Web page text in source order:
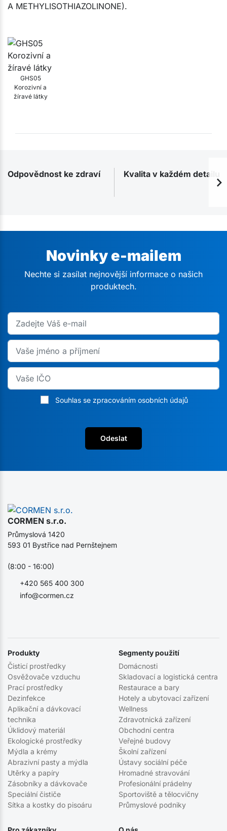
A METHYLISOTHIAZOLINONE).
GHS05
Korozivní a
žíravé látky
Odpovědnost ke zdraví Kvalita v každém detailu
Novinky e-mailem
Nechte si zasílat nejnovější informace o našich
produktech.
Souhlas se zpracováním osobních údajů
Odeslat
CORMEN s.r.o.
info@cormen.cz
+420 565 400 300
Průmyslová 1420
593 01 Bystřice nad Pernštejnem
(8:00 - 16:00)
Produkty
Čisticí prostředky
Osvěžovače vzduchu
Prací prostředky
Dezinfekce
Aplikační a dávkovací
technika
Úklidový materiál
Ekologické prostředky
Mýdla a krémy
Abrazivní pasty a mýdla
Utěrky a papíry
Zásobníky a dávkovače
Speciální čističe
Sítka a kostky do pisoáru
Segmenty použití
Domácnosti
Skladovací a logistická centra
Restaurace a bary
Hotely a ubytovací zařízení
Wellness
Zdravotnická zařízení
Obchodní centra
Veřejné budovy
Školní zařízení
Ústavy sociální péče
Hromadné stravování
Profesionální prádelny
Sportoviště a tělocvičny
Průmyslové podniky